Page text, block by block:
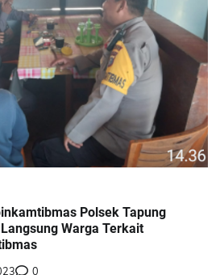
Polsek Tapung
Warga Terkait
0